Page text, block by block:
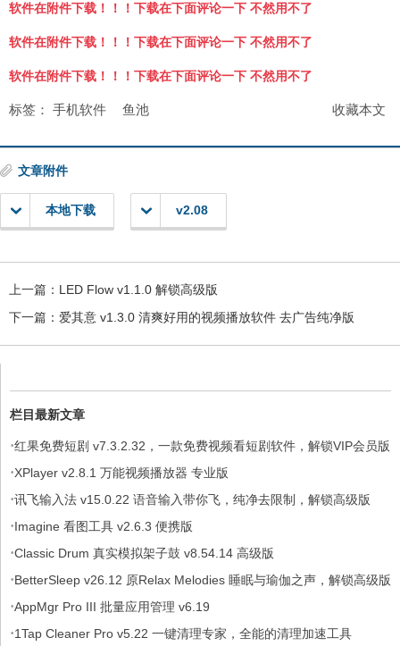
软件在附件下载！！！下载在下面评论一下 不然用不了
软件在附件下载！！！下载在下面评论一下 不然用不了
软件在附件下载！！！下载在下面评论一下 不然用不了
收藏本文
标签： 手机软件 鱼池
文章附件
本地下载 v2.08
上一篇： LED Flow v1.1.0 解锁高级版
下一篇： 爱其意 v1.3.0 清爽好用的视频播放软件 去广告纯净版
栏目最新文章
·红果免费短剧 v7.3.2.32，一款免费视频看短剧软件，解锁VIP会员版
·XPlayer v2.8.1 万能视频播放器 专业版
·讯飞输入法 v15.0.22 语音输入带你飞，纯净去限制，解锁高级版
·Imagine 看图工具 v2.6.3 便携版
·Classic Drum 真实模拟架子鼓 v8.54.14 高级版
·BetterSleep v26.12 原Relax Melodies 睡眠与瑜伽之声，解锁高级版
·AppMgr Pro III 批量应用管理 v6.19
·1Tap Cleaner Pro v5.22 一键清理专家，全能的清理加速工具